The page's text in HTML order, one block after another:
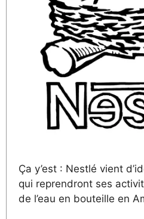
Ça y’est : Nestlé vient
qui reprendront ses
de l’eau en bouteille en